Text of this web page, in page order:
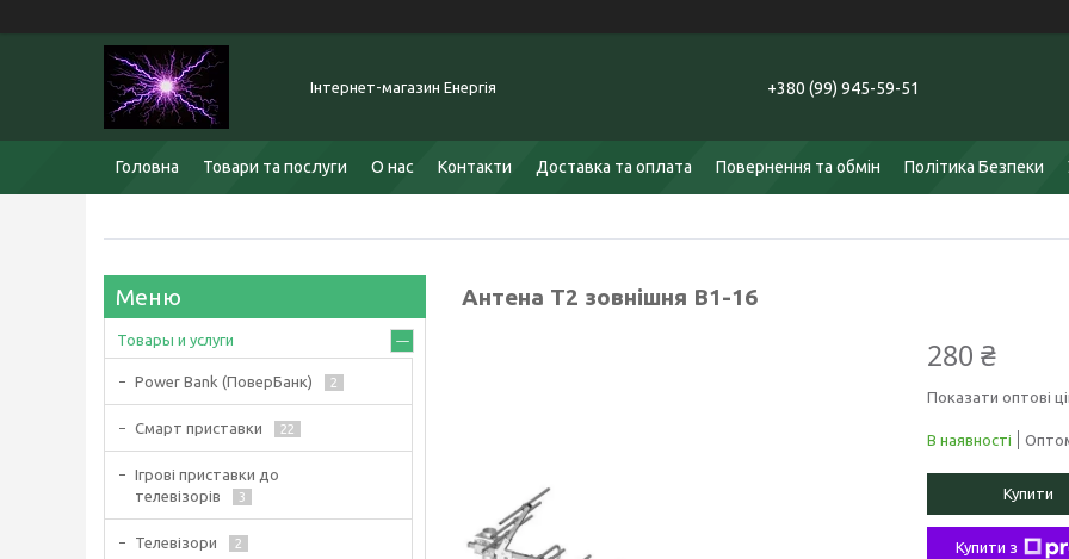
Інтернет-магазин Енергія +380 (99) 945-59-51
Головна Товари та послуги О нас Контакти Доставка та оплата Повернення та обмін Політика Безпеки
Антена Т2 зовнішня В1-16
280 ₴
Показати оптові
В наявності
Купити
Купити з
Товары и услуги
Power Bank (ПоверБанк) 2
Смарт приставки 22
Ігрові приставки до
телевізорів
3
Телевізори 2